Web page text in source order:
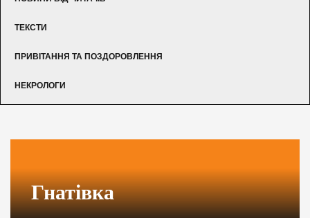
ТЕКСТИ
ПРИВІТАННЯ ТА ПОЗДОРОВЛЕННЯ
НЕКРОЛОГИ
Гнатівка